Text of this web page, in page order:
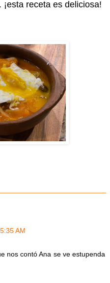
¡esta receta es deliciosa!
AM
nos contó Ana se ve estupenda